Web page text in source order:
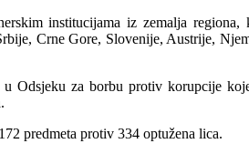
institucijama iz zemalja
Crne Gore, Slovenije, Austrije,
Odsjeku za borbu protiv korupcije
predmeta protiv 334 optužena lica.